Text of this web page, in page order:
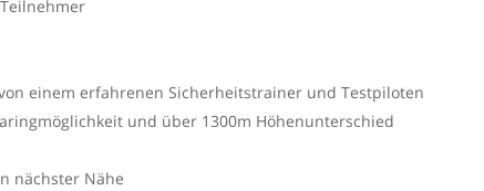
einem erfahrenen Sicherheitstrainer und Testpiloten
und über 1300m Höhenunterschied
nächster Nähe